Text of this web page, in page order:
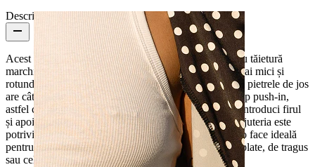
Descriere
Acest labret neobișnuit are 4 pietre din zirconiu; trei au tăietură
marchiză și sunt dispuse simetric în jurul unei pietre mai mici și
rotunde, dând bijuteriei formă de floare. Fiecare dintre pietrele de jos
are câte un talisman cu lănțișor delicat. Bijuteria este tip push-in,
astfel că, pentru a o insera în piercing trebuie doar să introduci firul
și apoi să apeși pe partea de sus. Fabricată din titan, bijuteria este
potrivită pentru piele sensibilă. Dimensiunea delicată o face ideală
pentru majoritatea piercingurilor, inclusiv pentru cele plate, de tragus
sau cele formate din mai multe.